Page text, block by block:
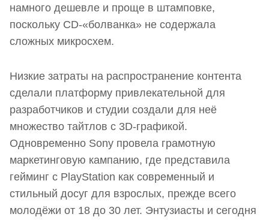
намного дешевле и проще в штамповке,
поскольку CD-«болванка» не содержала
сложных микросхем.
Низкие затраты на распространение контента
сделали платформу привлекательной для
разработчиков и студии создали для неё
множество тайтлов с 3D-графикой.
Одновременно Sony провела грамотную
маркетинговую кампанию, где представила
гейминг с PlayStation как современный и
стильный досуг для взрослых, прежде всего
молодёжи от 18 до 30 лет. Энтузиасты и сегодня